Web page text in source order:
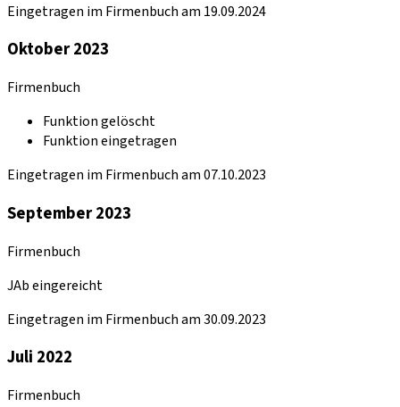
Eingetragen im Firmenbuch am 19.09.2024
Oktober 2023
Firmenbuch
Funktion gelöscht
Funktion eingetragen
Eingetragen im Firmenbuch am 07.10.2023
September 2023
Firmenbuch
JAb eingereicht
Eingetragen im Firmenbuch am 30.09.2023
Juli 2022
Firmenbuch